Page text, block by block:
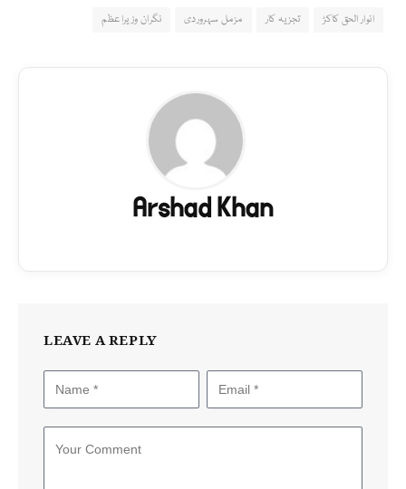
انوار الحق کاکڑ تجزیہ کار مزمل سہروردی نگران وزیراعظم
Arshad Khan
LEAVE A REPLY